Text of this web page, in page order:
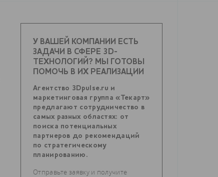
У ВАШЕЙ КОМПАНИИ ЕСТЬ
ЗАДАЧИ В СФЕРЕ 3D-
ТЕХНОЛОГИЙ? МЫ ГОТОВЫ
ПОМОЧЬ В ИХ РЕАЛИЗАЦИИ
Агентство 3Dpulse.ru и
маркетинговая группа «Текарт»
предлагают сотрудничество в
самых разных областях: от
поиска потенциальных
партнеров до рекомендаций
по стратегическому
планированию.
Отправьте заявку и получите